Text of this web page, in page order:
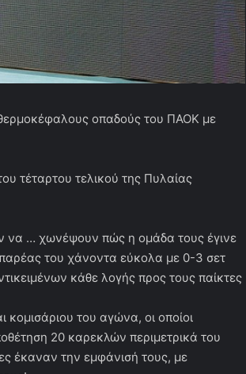
οπαδούς του ΠΑΟΚ με
τέταρτου τελικού της Πυλαίας
να … χωνέψουν πώς η ομάδα τους έγινε
του χάνοντα εύκολα με 0-3 σετ
κάθε λογής προς τους παίκτες
του αγώνα, οι οποίοι
20 καρεκλών περιμετρικά του
έκαναν την εμφάνισή τους, με